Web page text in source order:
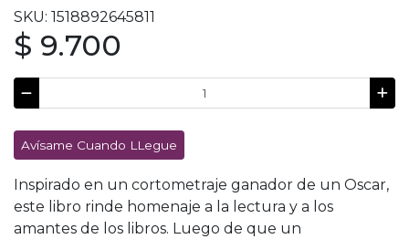
SKU: 1518892645811
$ 9.700
Avísame Cuando LLegue
Inspirado en un cortometraje ganador de un Oscar,
este libro rinde homenaje a la lectura y a los
amantes de los libros. Luego de que un